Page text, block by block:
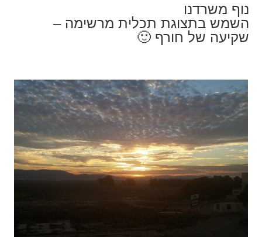
נוף משרדנו
השמש בתצוגת תכלית מרשימה –
שקיעה של חורף 🙂